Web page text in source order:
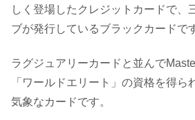
しく登場したクレジットカードで、
ブが発行しているブラックカードで
ラグジュアリーカードと並んで
「ワールドエリート」の資格を得ら
気象なカードです。